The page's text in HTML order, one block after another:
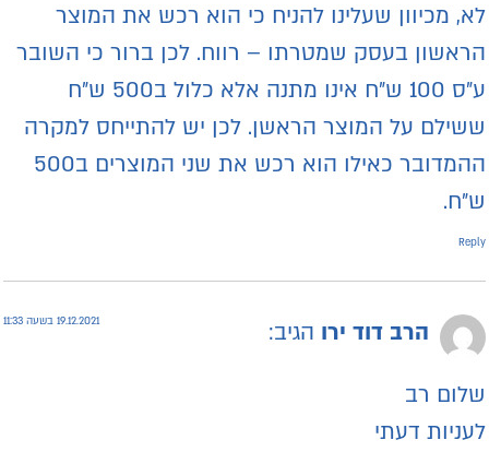
מכיוון שעלינו להניח כי הוא רכש את המוצר
בעסק שמטרתו – רווח. לכן ברור כי השובר
ע״ס 100 ש״ח אינו מתנה אלא כלול ב500 ש״ח
על המוצר הראשן. לכן יש להתייחס למקרה
ההמדובר כאילו הוא רכש את שני המוצרים ב500
הרב דוד ירו הגיב: 19.12.2021 בשעה 11:33
רב
דעתי